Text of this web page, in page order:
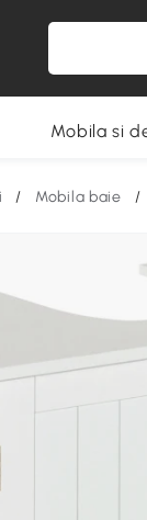
Mobila si
/ Mobila baie /